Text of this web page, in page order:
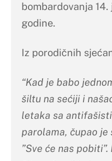
bombardovanja
godine.
Iz porodičnih
“Kad je babo
šiltu na sećiji i
letaka sa
parolama, čupao je
”Sve će nas